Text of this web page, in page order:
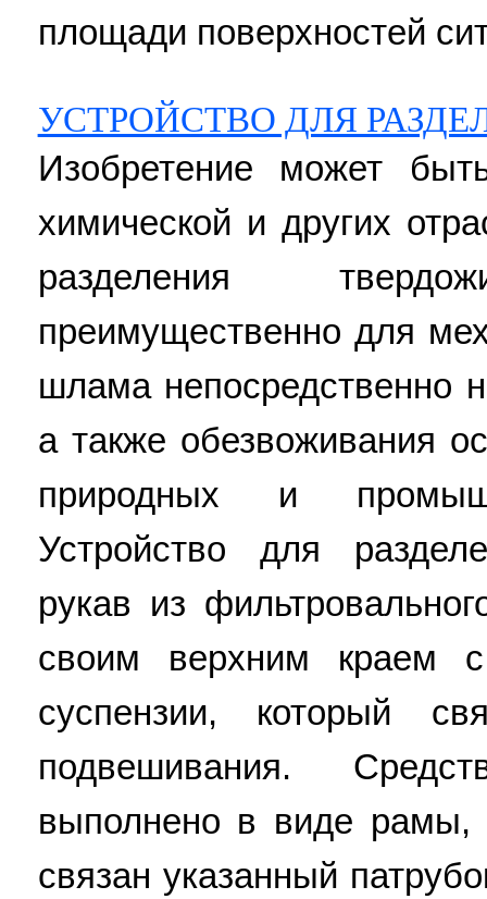
площади поверхностей
УСТРОЙСТВО ДЛЯ
Изобретение может
химической и других
разделения
преимущественно для
шлама непосредственно
а также обезвоживания
природных и
Устройство для
рукав из
своим верхним краем с
суспензии, который
подвешивания.
выполнено в виде рамы,
связан указанный